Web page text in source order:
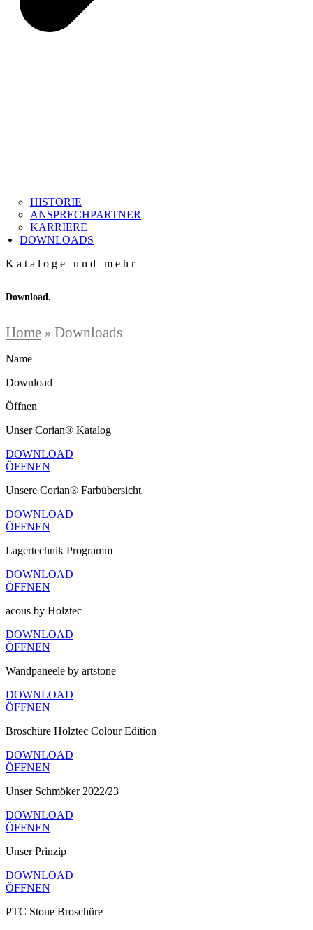
HISTORIE
ANSPRECHPARTNER
KARRIERE
DOWNLOADS
Kataloge und mehr
Download.
Home » Downloads
Name
Download
Öffnen
Unser Corian® Katalog
DOWNLOAD
ÖFFNEN
Unsere Corian® Farbübersicht
DOWNLOAD
ÖFFNEN
Lagertechnik Programm
DOWNLOAD
ÖFFNEN
acous by Holztec
DOWNLOAD
ÖFFNEN
Wandpaneele by artstone
DOWNLOAD
ÖFFNEN
Broschüre Holztec Colour Edition
DOWNLOAD
ÖFFNEN
Unser Schmöker 2022/23
DOWNLOAD
ÖFFNEN
Unser Prinzip
DOWNLOAD
ÖFFNEN
PTC Stone Broschüre